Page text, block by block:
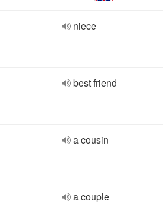
niece
best friend
a cousin
a couple